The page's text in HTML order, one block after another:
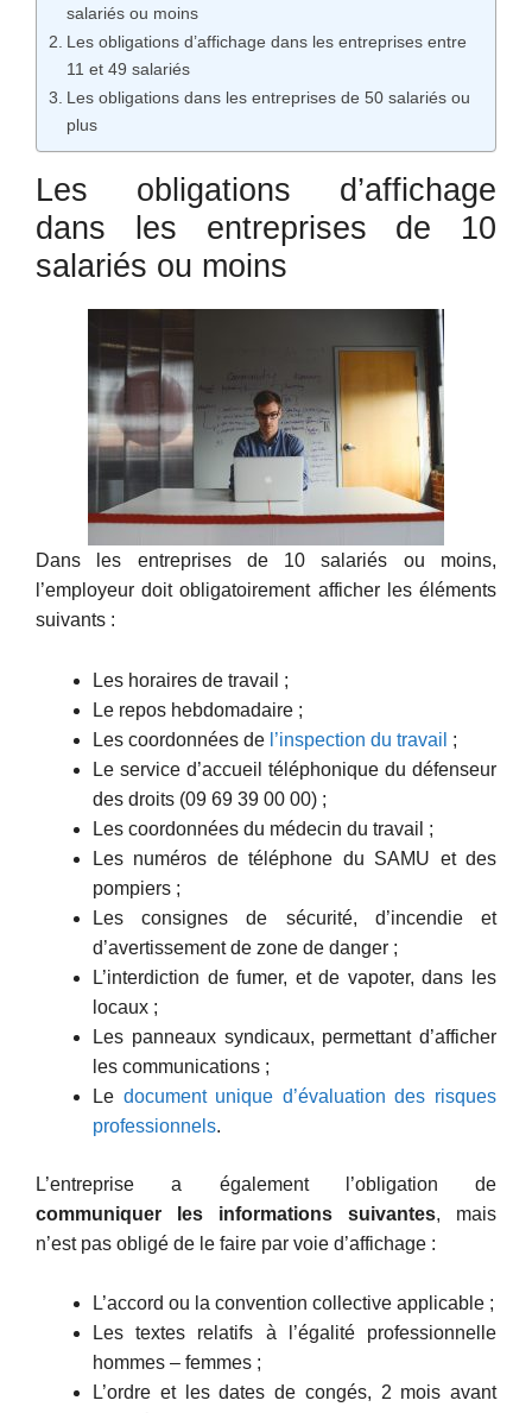
salariés ou moins
Les obligations d’affichage dans les entreprises entre
11 et 49 salariés
Les obligations dans les entreprises de 50 salariés ou
plus
Les obligations d’affichage
dans les entreprises de 10
salariés ou moins
Dans les entreprises de 10 salariés ou moins,
l’employeur doit obligatoirement afficher les éléments
suivants :
Les horaires de travail ;
Le repos hebdomadaire ;
Les coordonnées de l’inspection du travail ;
Le service d’accueil téléphonique du défenseur
des droits (09 69 39 00 00) ;
Les coordonnées du médecin du travail ;
Les numéros de téléphone du SAMU et des
pompiers ;
Les consignes de sécurité, d’incendie et
d’avertissement de zone de danger ;
L’interdiction de fumer, et de vapoter, dans les
locaux ;
Les panneaux syndicaux, permettant d’afficher
les communications ;
Le document unique d’évaluation des risques
professionnels.
L’entreprise a également l’obligation de
communiquer les informations suivantes, mais
n’est pas obligé de le faire par voie d’affichage :
L’accord ou la convention collective applicable ;
Les textes relatifs à l’égalité professionnelle
hommes – femmes ;
L’ordre et les dates de congés, 2 mois avant